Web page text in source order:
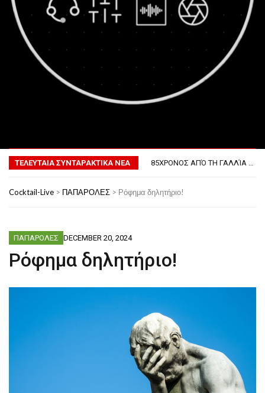
ΤΕΛΕΥΤΑΙΑ ΣΥΝΤΑΡΑΚΤΙΚΑ ΝΕΑ
ΦΟΒΕΡΆ ΔΏΡΑ ΓΙΑ ΤΟ ΕΠΌΜΕΝΟ ΔΕΚΑΉΜΕΡΟ!
85ΧΡΟΝΟΣ ΑΠΌ ΤΗ ΓΑΛΛΊΑ ΛΌΓΩ GPS ΚΑΤΈΛΗΞΕ ΣΤΗΝ… ΚΡΟΑΤΊΑ!
Cocktail-Live > ΠΑΠΑΡΟΛΕΣ > Ρόφημα δηλητήριο!
ΠΑΠΑΡΟΛΕΣ DECEMBER 20, 2024
Ρόφημα δηλητήριο!